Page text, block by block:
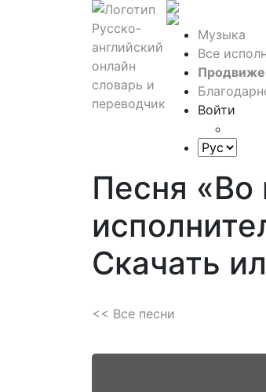
Музыка
Все
Войти
Песня «Во
Скачать
<< Все песни